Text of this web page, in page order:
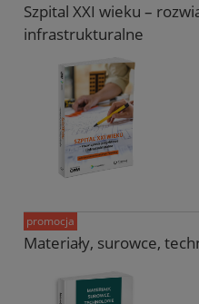
Szpital XXI wieku –
infrastrukturalne
Materiały, surowce,
promocja